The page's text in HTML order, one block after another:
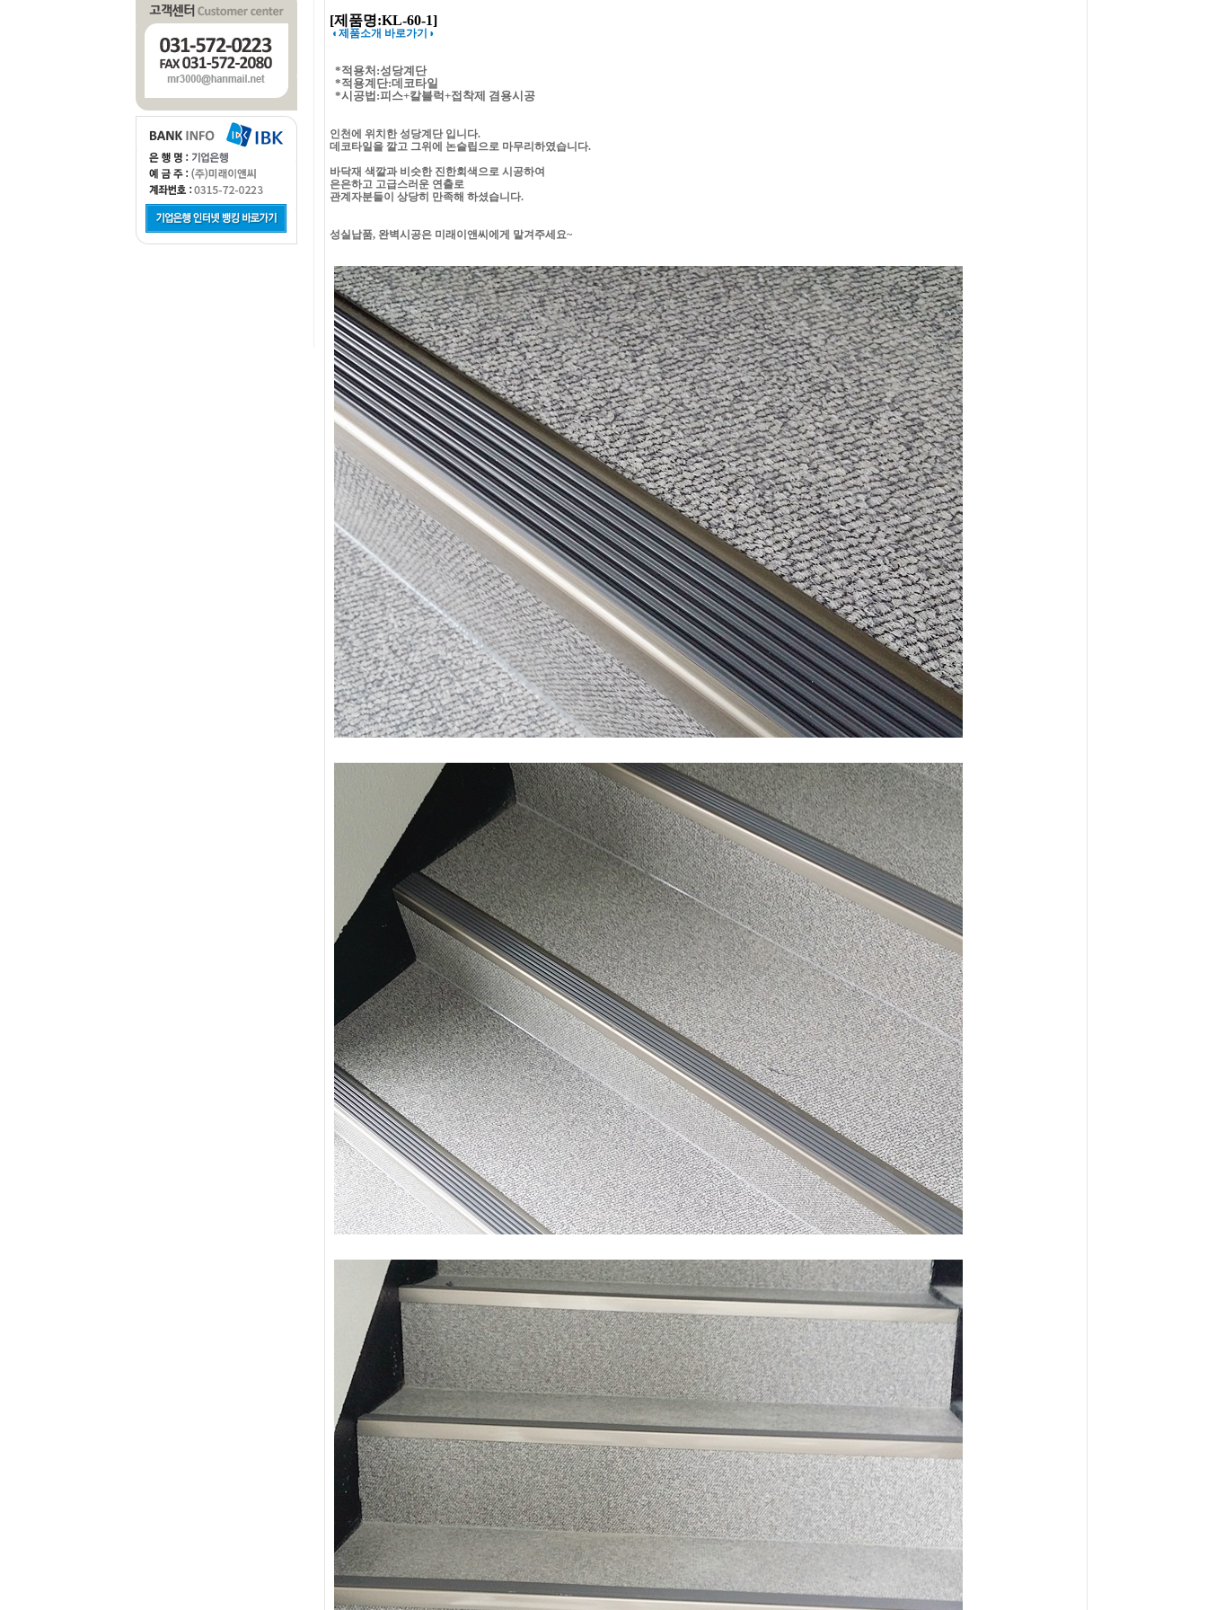
[제품명:KL-60-1]
◐제품소개 바로가기◑
*적용처:성당계단
*적용계단:데코타일
*시공법:피스+칼블럭+접착제 겸용시공
인천에 위치한 성당계단 입니다.
데코타일을 깔고 그위에 논슬립으로 마무리하였습니다.
바닥재 색깔과 비슷한 진한회색으로 시공하여
은은하고 고급스러운 연출로
관계자분들이 상당히 만족해 하셨습니다.
성실납품, 완벽시공은 미래이앤씨에게 맡겨주세요~